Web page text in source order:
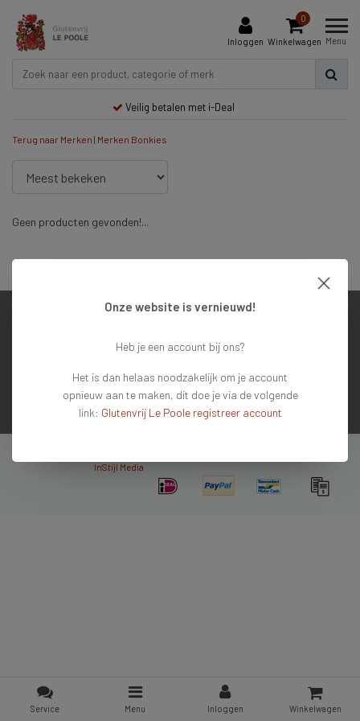
Inloggen
0
Winkelwagen Menu
Veilig betalen met i-Deal
Terug naar Merken | Merken Bonkies
Geen producten gevonden!...
Contactgegevens
Nieuwsbrief
InStijl Media
Service Menu Inloggen Winkelwagen
Onze website is vernieuwd!
Heb je een account bij ons?
Het is dan helaas noodzakelijk om je account
opnieuw aan te maken, dit doe je via de volgende
link: Glutenvrij Le Poole registreer account